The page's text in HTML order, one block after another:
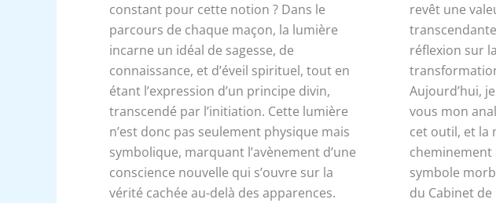
constant pour cette notion ? Dans le
parcours de chaque maçon, la lumière
incarne un idéal de sagesse, de
connaissance, et d’éveil spirituel, tout en
étant l’expression d’un principe divin,
transcendé par l’initiation. Cette lumière
n’est donc pas seulement physique mais
symbolique, marquant l’avènement d’une
conscience nouvelle qui s’ouvre sur la
vérité cachée au-delà des apparences.
revêt une
réflexion sur
Aujourd’hui,
vous mon
cet outil, et la
cheminement
symbole
du Cabinet